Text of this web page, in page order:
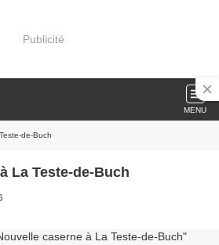
Publicité
MENU
de-Buch
La Teste-de-Buch